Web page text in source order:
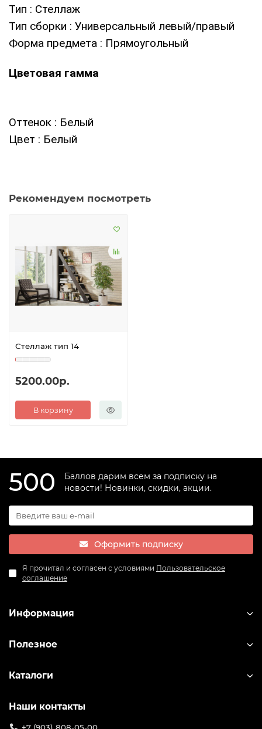
Тип : Стеллаж
Тип сборки : Универсальный левый/правый
Форма предмета : Прямоугольный
Цветовая гамма
Оттенок : Белый
Цвет : Белый
Рекомендуем посмотреть
Стеллаж тип 14
5200.00р.
В корзину
500
Баллов дарим всем за подписку на
новости! Новинки, скидки, акции.
Оформить подписку
Я прочитал и согласен с условиями Пользовательское
соглашение
Информация
Полезное
Каталоги
Наши контакты